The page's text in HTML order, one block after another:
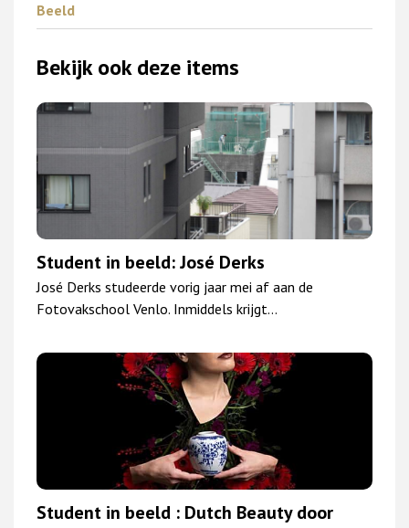
Beeld
Bekijk ook deze items
Student in beeld: José Derks
José Derks studeerde vorig jaar mei af aan de
Fotovakschool Venlo. Inmiddels krijgt…
Student in beeld : Dutch Beauty door